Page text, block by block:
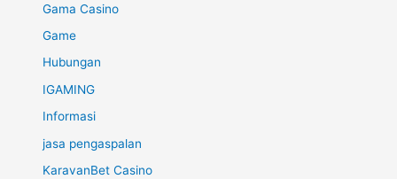
Gama Casino
Game
Hubungan
IGAMING
Informasi
jasa pengaspalan
KaravanBet Casino